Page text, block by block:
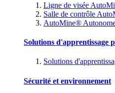
Ligne de visée
Salle de contrôle
AutoMine®
Solutions d'apprentissage
Solutions
Sécurité et environnement